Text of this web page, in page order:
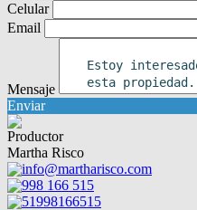
Celular
Email
Mensaje
Enviar
Productor
Martha Risco
info@martharisco.com
998 166 515
51998166515